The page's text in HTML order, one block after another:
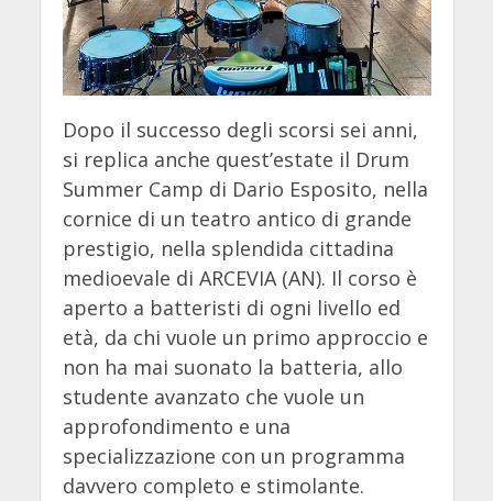
Dopo il successo degli scorsi sei anni,
si replica anche quest’estate il Drum
Summer Camp di Dario Esposito, nella
cornice di un teatro antico di grande
prestigio, nella splendida cittadina
medioevale di ARCEVIA (AN). Il corso è
aperto a batteristi di ogni livello ed
età, da chi vuole un primo approccio e
non ha mai suonato la batteria, allo
studente avanzato che vuole un
approfondimento e una
specializzazione con un programma
davvero completo e stimolante.